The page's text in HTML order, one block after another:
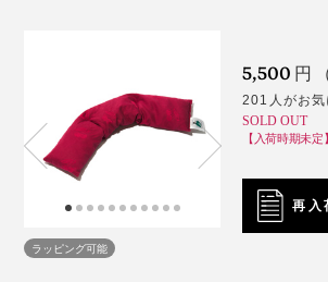
この表情、ホンモノの反応です（笑）
「寝違えてしまって首が痛い」と訴え
ラッピング可能
5,500 円
201人がお気
SOLD OUT
【入荷時期未定】
再入